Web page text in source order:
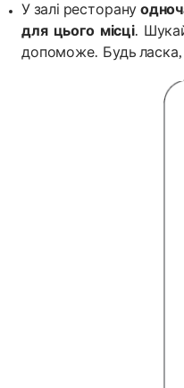
У залі ресторану
для цього місці.
допоможе. Будь ласка,